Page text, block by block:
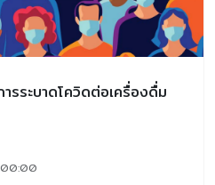
รระบาดโควิดต่อเครื่องดื่ม